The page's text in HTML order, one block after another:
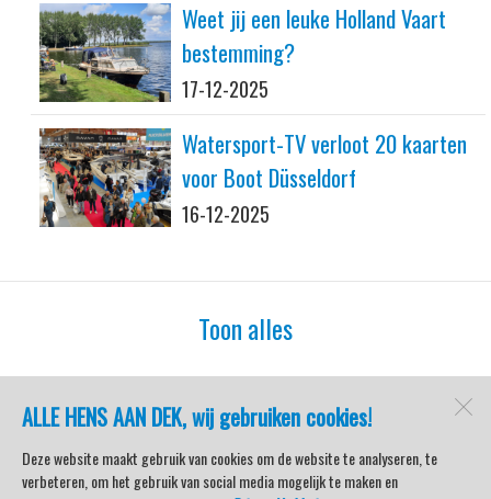
ALLE HENS AAN DEK, wij gebruiken cookies!
Deze website maakt gebruik van cookies om de website te analyseren, te
verbeteren, om het gebruik van social media mogelijk te maken en
Weet jij een leuke Holland Vaart
bestemming?
17-12-2025
Watersport-TV verloot 20 kaarten
voor Boot Düsseldorf
16-12-2025
Toon alles
watersport-tv
Lemmer